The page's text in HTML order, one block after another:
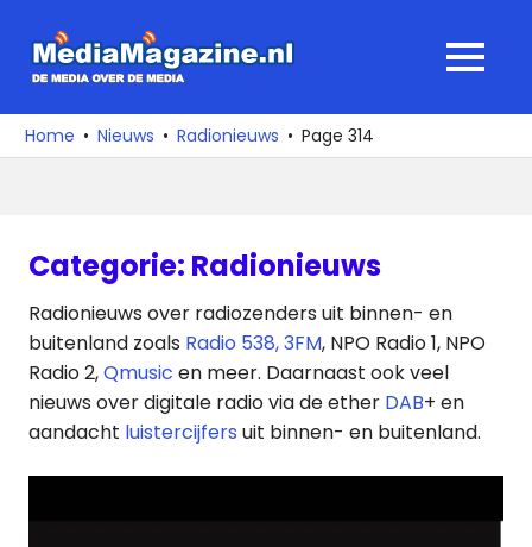
naar
media
over
MENU
Home Nieuws Radionieuws Page 314
Categorie: Radionieuws
Radionieuws over radiozenders uit binnen- en
buitenland zoals Radio 538,3FM, NPO Radio 1, NPO
Radio 2,Qmusic en meer. Daarnaast ook veel
nieuws over digitale radio via de ether DAB+ en
aandacht luistercijfers uit binnen- en buitenland.